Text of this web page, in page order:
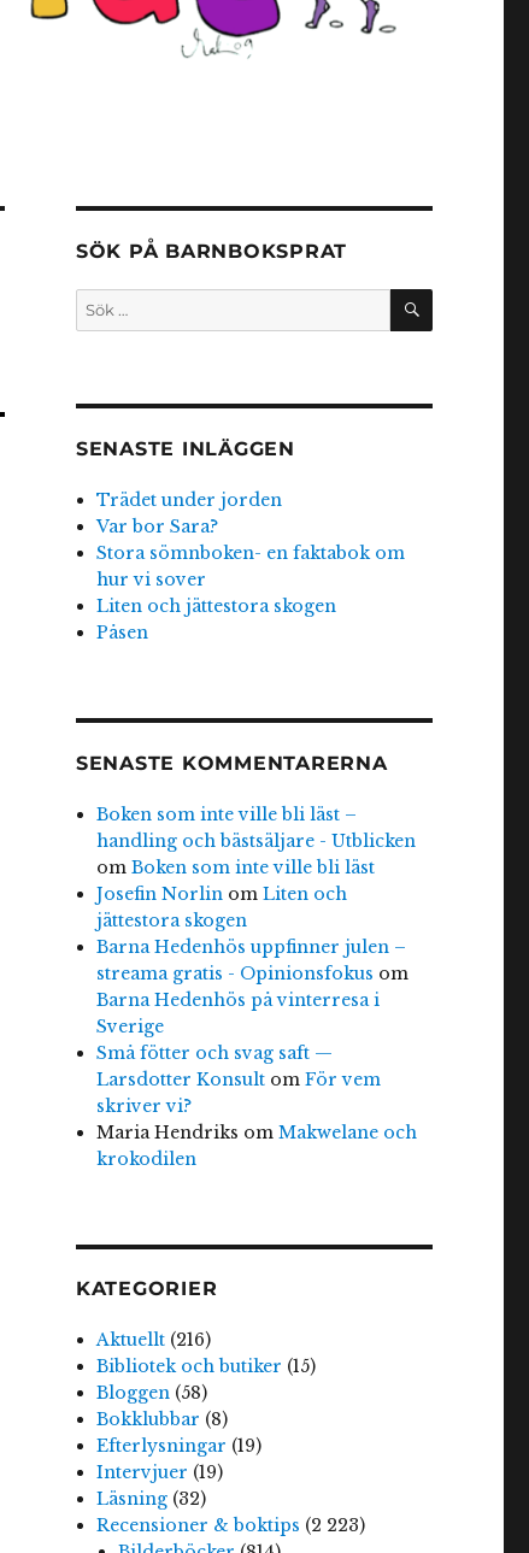
SÖK PÅ BARNBOKSPRAT
Sök
efter:
SÖK
SENASTE INLÄGGEN
Trädet under jorden
Var bor Sara?
Stora sömnboken- en faktabok om
hur vi sover
Liten och jättestora skogen
Påsen
SENASTE KOMMENTARERNA
Boken som inte ville bli läst –
handling och bästsäljare - Utblicken
omBoken som inte ville bli läst
Josefin Norlin omLiten och
jättestora skogen
Barna Hedenhös uppfinner julen –
streama gratis - Opinionsfokus om
Barna Hedenhös på vinterresa i
Sverige
Små fötter och svag saft —
Larsdotter Konsult omFör vem
skriver vi?
Maria Hendriks omMakwelane och
krokodilen
KATEGORIER
Aktuellt (216)
Bibliotek och butiker (15)
Bloggen (58)
Bokklubbar (8)
Efterlysningar (19)
Intervjuer (19)
Läsning (32)
Recensioner & boktips (2 223)